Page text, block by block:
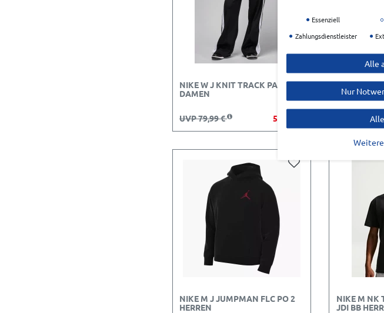
NIKE W J KNIT TRACK PANT
DAMEN
UVP 79,99 € 56,49 €*
NIKE KNVB
JSY SS
UVP 109,99
NIKE M J JUMPMAN FLC PO 2
HERREN
NIKE M NK
JDI BB
Essenziell
Zahlungsdienstleister
Alle
Nur